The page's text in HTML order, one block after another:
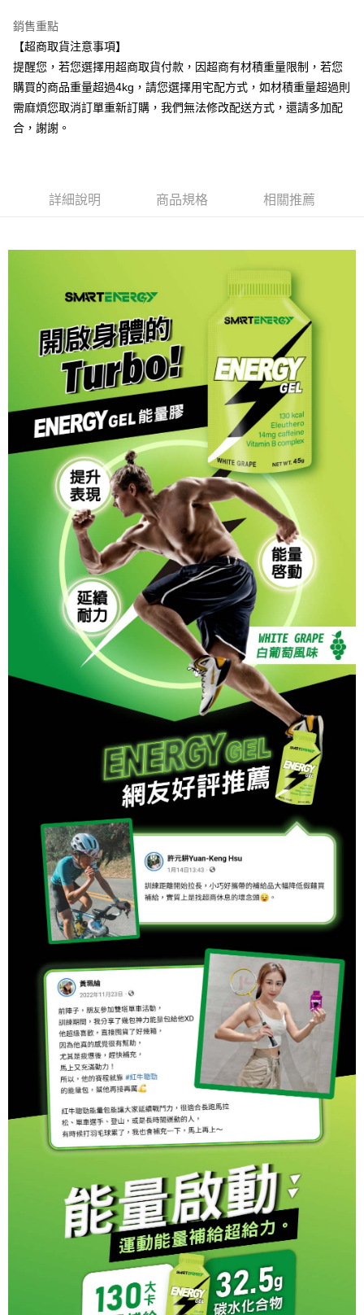
Google Pay
AFTEE先享後付
相關說明
【關於「AFTEE先享後付」】
AFTEE先享後付是「在收到商品之後才付款」的支付方式。 讓您購物簡單
便利好安心！
１．簡單：不需註冊會員、不需綁卡、不需儲值。
１．於結帳方式選擇「AFTEE先享後付」後，將跳轉至「AFTEE先享後付」
３．收到繳費通知簡訊後14天內，點擊此簡訊中的連結，可透過四大超商／
※ 請注意：結帳手續完成當下不需立刻繳費，但若您需要取消訂單，請聯絡
購買商品的店家。未經商家同意取消之訂單仍視為有效，需透過AFTEE先享
後付繳納相關費用。
※ 交易是否成功請以「AFTEE先享後付 」之結帳頁面顯示為準，若有關於
是否繳費成功／繳費後需取消欲退款等相關疑問，請聯繫「AFTEE先享後付
客戶支援中心」https://netprotections.freshdesk.com/support/home
【注意事項】
１．透過由恩沛科技股份有限公司提供之「AFTEE先享後付」服務完成之交
易，需依本服務之必要範圍內提供個人資料，並將交易相關給付款項請求債
權轉讓予恩沛科技股份有限公司。
２．關於個人資料處理事宜，請瀏覽以下網址：
https://aftee.tw/terms/#terms3
３．未成年的使用者請事先徵得法定代理人或監護人之同意方可使用
「AFTEE先享後付」，若未經同意申辦者引起之損失，本公司不負相關責
４．使用「AFTEE先享後付」時，將依據個別帳號之用戶狀況，依本公司即
時審查核予不同之上限額度；若仍有額度不足之情形，本公司將視審查結果
請求用戶進行身份認證。
５．嚴禁一人註冊多個帳號或使用他人資訊註冊。若發現惡意使用之情形，
恩沛科技股份有限公司將有權停止該用戶之使用額度並採取法律行動。
每筆NT$100，滿NT$999(含以上)免運費
付款後7-11取貨
每筆NT$100，滿NT$999(含以上)免運費
宅配(台灣)
每筆NT$100，滿NT$999(含以上)免運費
銷售重點
【超商取貨注意事項】
提醒您，若您選擇用超商取貨付款，因超商有材積重量限制，若您
購買的商品重量超過4kg，請您選擇用宅配方式，如材積重量超過則
需麻煩您取消訂單重新訂購，我們無法修改配送方式，還請多加配
合，謝謝。
詳細說明 商品規格 相關推薦